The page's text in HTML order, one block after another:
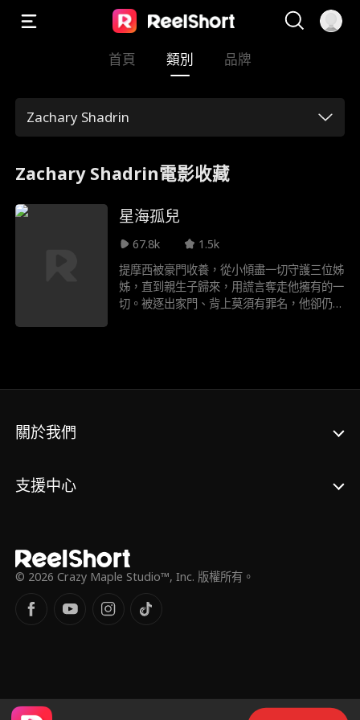
首頁 類別 品牌
Zachary Shadrin
Zachary Shadrin電影收藏
星海孤兒
67.8k
1.5k
提摩西被豪門收養，從小傾盡一切守護三位姊
姊，直到親生子歸來，用謊言奪走他擁有的一
切。被逐出家門、背上莫須有罪名，他卻仍為
麼……
關於我們
支援中心
© 2026 Crazy Maple Studio™, Inc. 版權所有。